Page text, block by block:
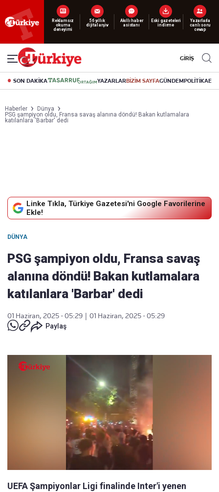
Reklamsız
okuma
deneyimi
56 yıllık
dijital arşiv
Akıllı haber
asistanı
Eski gazeteleri
indirme
Yazarlarla
canlı soru
cevap
GİRİŞ
SON DAKİKA YAZARLARBİZİM SAYFAGÜNDEMPOLİTİKA
Haberler
Dünya
PSG şampiyon oldu, Fransa savaş alanına döndü! Bakan kutlamalara
katılanlara 'Barbar' dedi
Linke Tıkla, Türkiye Gazetesi'ni Google Favorilerine
Ekle!
DÜNYA
PSG şampiyon oldu, Fransa savaş
alanına döndü! Bakan kutlamalara
katılanlara 'Barbar' dedi
01 Haziran, 2025 - 05:29
01 Haziran, 2025 - 05:29
Paylaş
UEFA Şampiyonlar Ligi finalinde Inter'i yenen